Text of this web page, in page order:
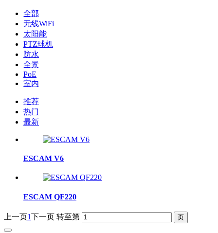
全部
无线WiFi
太阳能
PTZ球机
防水
全景
PoE
室内
推荐
热门
最新
ESCAM V6
ESCAM QF220
上一页1下一页 转至第